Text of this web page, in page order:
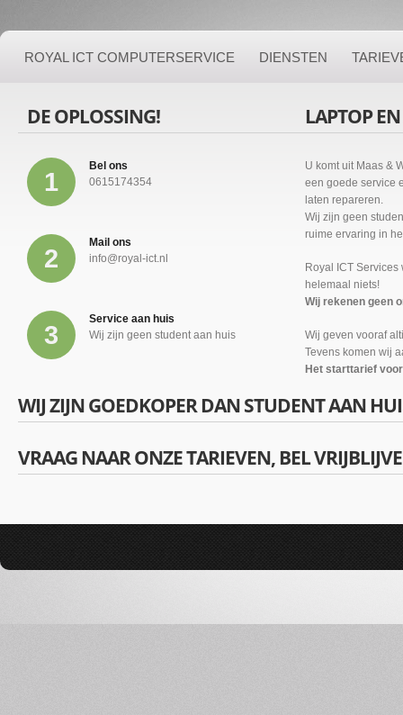
ROYAL ICT COMPUTERSERVICE DIENSTEN
DE OPLOSSING!
1
Bel ons
0615174354
2
Mail ons
info@royal-ict.nl
3
Service aan huis
Wij zijn geen student aan huis
LAPTOP
U komt uit Maas &
een goede service
laten repareren.
Wij zijn geen
ruime ervaring in
Royal ICT
helemaal niets!
Wij rekenen geen
Wij geven vooraf
Tevens komen wij
Het starttarief
WIJ ZIJN GOEDKOPER DAN STUDENT AAN
VRAAG NAAR ONZE TARIEVEN, BEL